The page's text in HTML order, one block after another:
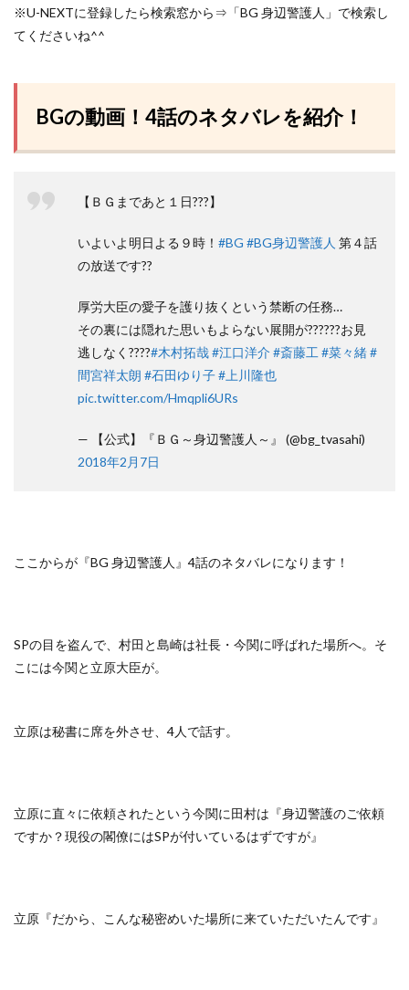
※U-NEXTに登録したら検索窓から⇒「BG 身辺警護人」で検索し
てくださいね^^
BGの動画！4話のネタバレを紹介！
【ＢＧまであと１日???】
いよいよ明日よる９時！ #BG #BG身辺警護人 第４話
の放送です??
厚労大臣の愛子を護り抜くという禁断の任務…
その裏には隠れた思いもよらない展開が??????お見
逃しなく????#木村拓哉#江口洋介 #斎藤工 #菜々緒#
間宮祥太朗 #石田ゆり子#上川隆也
pic.twitter.com/Hmqpli6URs
— 【公式】『ＢＧ～身辺警護人～』 (@bg_tvasahi)
2018年2月7日
ここからが『BG 身辺警護人』4話のネタバレになります！
SPの目を盗んで、村田と島崎は社長・今関に呼ばれた場所へ。そ
こには今関と立原大臣が。
立原は秘書に席を外させ、4人で話す。
立原に直々に依頼されたという今関に田村は『身辺警護のご依頼
ですか？現役の閣僚にはSPが付いているはずですが』
立原『だから、こんな秘密めいた場所に来ていただいたんです』